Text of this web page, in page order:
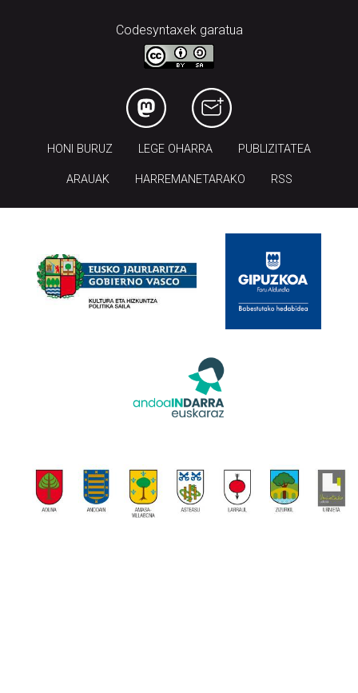
Codesyntaxek garatua
HONI BURUZ LEGE OHARRA PUBLIZITATEA
ARAUAK HARREMANETARAKO RSS